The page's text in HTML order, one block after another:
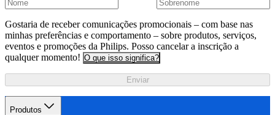
Gostaria de receber comunicações promocionais – com base nas
minhas preferências e comportamento – sobre produtos, serviços,
eventos e promoções da Philips. Posso cancelar a inscrição a
qualquer momento! O que isso significa?
Enviar
Produtos